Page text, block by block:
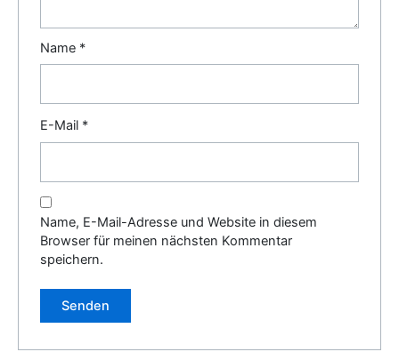
Name *
E-Mail *
Name, E-Mail-Adresse und Website in diesem
Browser für meinen nächsten Kommentar
speichern.